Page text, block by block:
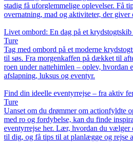
stadig få uforglemmelige oplevelser. Få
overnatning, mad og aktiviteter, der giver
Livet ombord: En dag på et
Ture
Tag med ombord på et moderne
til søs. Fra morgenkaffen på dækket til
roen under nattehimlen – oplev, hvordan
afslapning, luksus og eventyr.
Find din ideelle eventyrrejse – fra aktiv
Ture
Uanset om du drømmer om actionfyldte
med ro og fordybelse, kan du finde
eventyrrejse her. Lær, hvordan du vælger
til dig, og få tips til at planlægge og rejse